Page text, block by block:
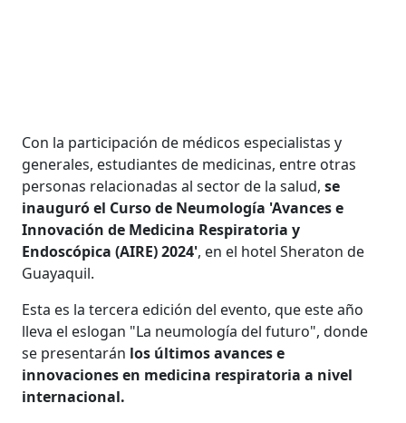
Con la participación de médicos especialistas y
generales, estudiantes de medicinas, entre otras
personas relacionadas al sector de la salud,se
inauguró el Curso de Neumología 'Avances e
Innovación de Medicina Respiratoria y
Endoscópica (AIRE) 2024', en el hotel Sheraton de
Guayaquil.
Esta es la tercera edición del evento, que este año
lleva el eslogan "La neumología del futuro", donde
se presentarán los últimos avances e
innovaciones en medicina respiratoria a nivel
internacional.